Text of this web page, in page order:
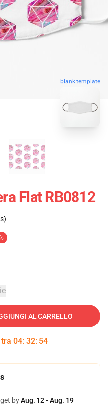
blank template
Flat RB0812
AL CARRELLO
04: 32: 54
byAug. 12 - Aug. 19